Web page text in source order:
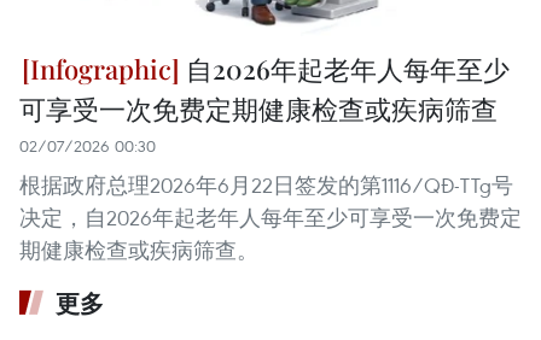
自2026年起老年人每年至少
可享受一次免费定期健康检查或疾病筛查
02/07/2026 00:30
根据政府总理2026年6月22日签发的第1116/QĐ-TTg号
决定，自2026年起老年人每年至少可享受一次免费定
期健康检查或疾病筛查。
更多